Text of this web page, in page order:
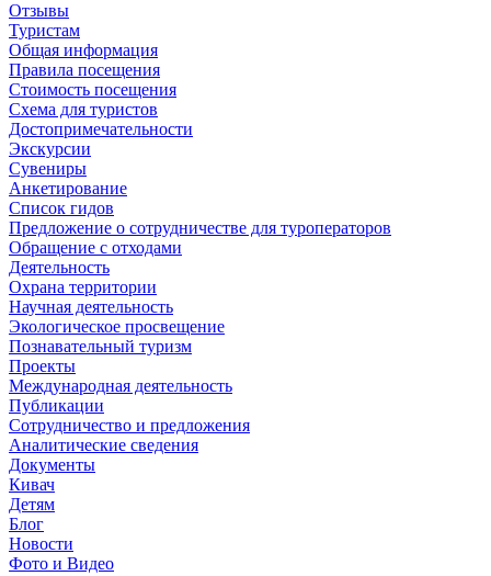
Отзывы
Туристам
Общая информация
Правила посещения
Стоимость посещения
Схема для туристов
Достопримечательности
Экскурсии
Сувениры
Анкетирование
Список гидов
Предложение о сотрудничестве для туроператоров
Обращение с отходами
Деятельность
Охрана территории
Научная деятельность
Экологическое просвещение
Познавательный туризм
Проекты
Международная деятельность
Публикации
Сотрудничество и предложения
Аналитические сведения
Документы
Кивач
Детям
Блог
Новости
Фото и Видео